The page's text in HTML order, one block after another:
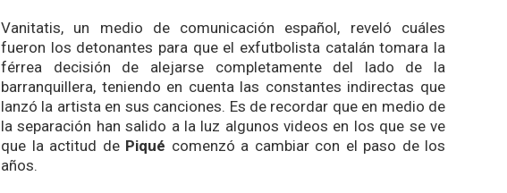
Vanitatis, un medio de comunicación español, reveló cuáles
fueron los detonantes para que el exfutbolista catalán tomara la
férrea decisión de alejarse completamente del lado de la
barranquillera, teniendo en cuenta las constantes indirectas que
lanzó la artista en sus canciones. Es de recordar que en medio de
la separación han salido a la luz algunos videos en los que se ve
que la actitud de Piqué comenzó a cambiar con el paso de los
años.